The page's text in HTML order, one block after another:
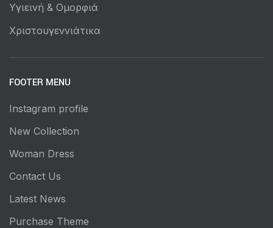
Υγιεινή & Ομορφιά
Χριστουγεννιάτικα
FOOTER MENU
Instagram profile
New Collection
Woman Dress
Contact Us
Latest News
Purchase Theme